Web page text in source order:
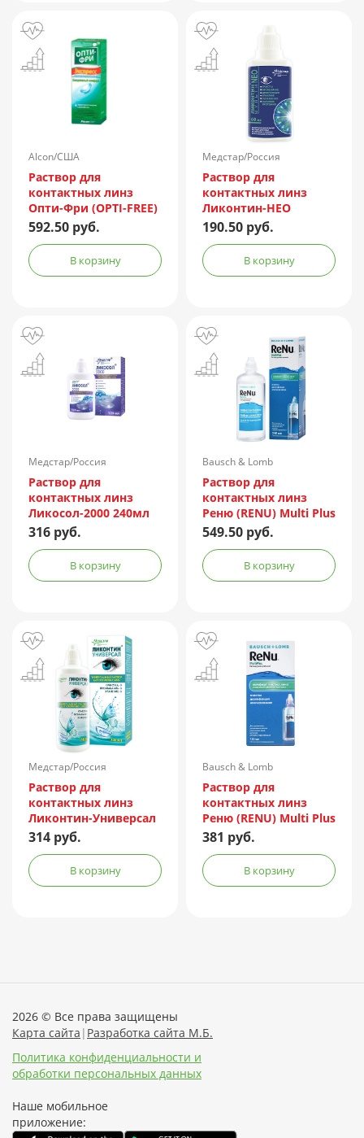
Alcon/США
Раствор для
контактных линз
Опти-Фри (OPTI-FREE)
Express 355мл +
контейнер
592.50 руб.
В корзину
Медстар/Россия
Раствор для
контактных линз
Ликонтин-НЕО
Мульти 60мл
190.50 руб.
В корзину
Медстар/Россия
Раствор для
контактных линз
Ликосол-2000 240мл
316 руб.
В корзину
Bausch & Lomb
Incorporated/Италия
Раствор для
контактных линз
Реню (RENU) Multi Plus
240мл + контейнер
549.50 руб.
В корзину
Медстар/Россия
Раствор для
контактных линз
Ликонтин-Универсал
240мл
314 руб.
В корзину
Bausch & Lomb
Incorporated/Италия
Раствор для
контактных линз
Реню (RENU) Multi Plus
120мл + контейнер
381 руб.
В корзину
2026 © Все права защищены
Карта сайта | Разработка сайта М.Б.
Политика конфиденциальности и
обработки персональных данных
Наше мобильное
приложение: